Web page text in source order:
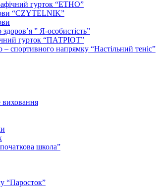
гурток “ЕТНО”
“CZYTELNIK”
” Я-особистість”
гурток “ПАТРІОТ”
– спортивного напрямку “Настільний теніс”
виховання
школа”
“Паросток”